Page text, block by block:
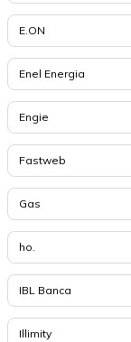
E.ON
Enel Energia
Engie
Fastweb
Gas
ho.
IBL Banca
Illimity